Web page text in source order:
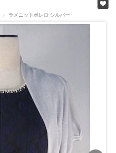
ラメニットボレロ シルバー